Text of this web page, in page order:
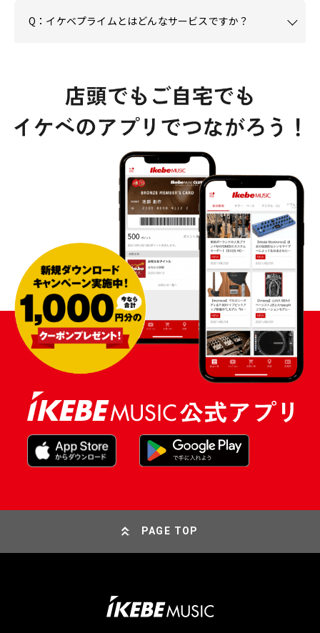
Q：イケベプライムとはどんなサービスですか？
PAGE TOP